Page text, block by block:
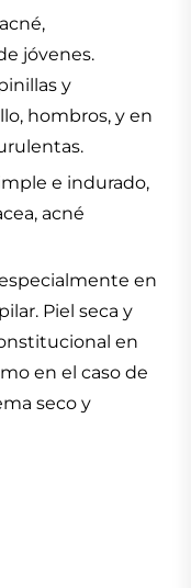
jóvenes.
y
hombros, y en
e indurado,
acné
en
Piel seca y
en
en el caso de
seco y